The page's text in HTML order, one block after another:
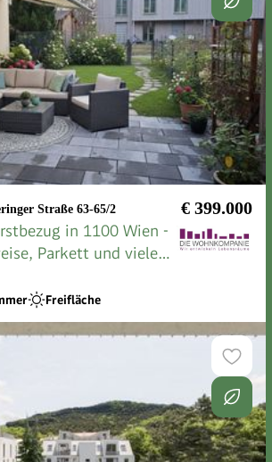
Straße 63-65/2 € 399.000
in 1100 Wien -
Parkett und vieles
Freifläche